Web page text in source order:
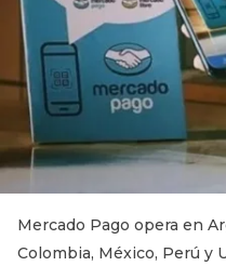
Mercado Pago opera en
Colombia, México, Perú y